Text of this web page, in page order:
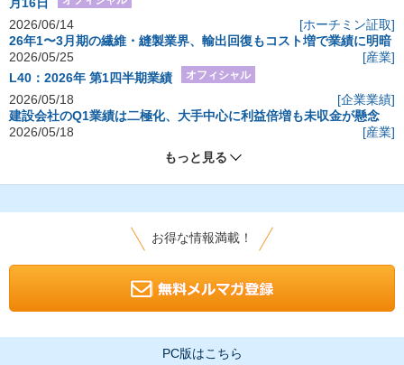
2026/06/14
[ホーチミン証取]
26年1〜3月期の繊維・縫製業界、輸出回復もコスト増で業績に明暗
2026/05/25
[産業]
L40：2026年 第1四半期業績
オフィシャル
2026/05/18
[企業業績]
建設会社のQ1業績は二極化、大手中心に利益倍増も未収金が懸念
2026/05/18
[産業]
もっと見る
お得な情報満載！
PC版はこちら